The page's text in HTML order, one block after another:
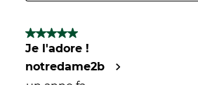
5 su 5 stelle.
Je l'adore !
notredame2b